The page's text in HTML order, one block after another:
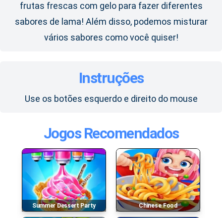
frutas frescas com gelo para fazer diferentes
sabores de lama! Além disso, podemos misturar
vários sabores como você quiser!
Instruções
Use os botões esquerdo e direito do mouse
Jogos Recomendados
Summer Dessert Party Chinese.food